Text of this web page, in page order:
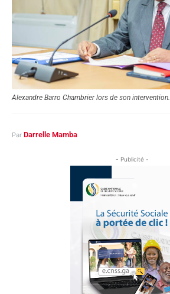
Alexandre Barro Chambrier lors de son intervention.
Par Darrelle Mamba
- Publicité -